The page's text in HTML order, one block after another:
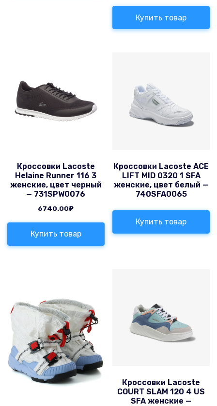
Купить товар
Кроссовки Lacoste
Helaine Runner 116 3
женские, цвет черный
— 731SPW0076
6740.00₽
Купить товар
Кроссовки Lacoste ACE
LIFT MID 0320 1 SFA
женские, цвет белый —
740SFA0065
Купить товар
Кроссовки Lacoste
COURT SLAM 120 4 US
SFA женские —